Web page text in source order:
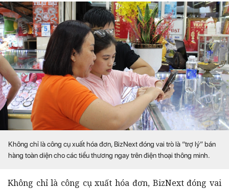
Không chỉ là công cụ xuất hóa đơn, BizNext đóng vai trò là “trợ lý” bán
hàng toàn diện cho các tiểu thương ngay trên điện thoại thông minh.